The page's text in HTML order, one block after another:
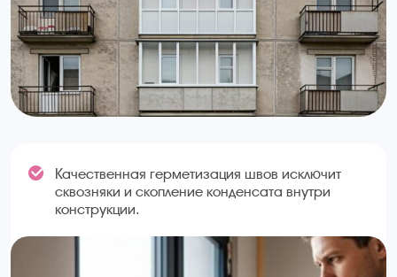
Качественная герметизация швов исключит
сквозняки и скопление конденсата внутри
конструкции.